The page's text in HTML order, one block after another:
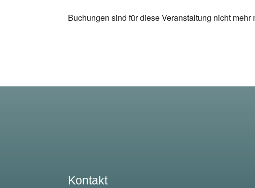
Buchungen sind für diese Veranstaltung nicht mehr
Kontakt